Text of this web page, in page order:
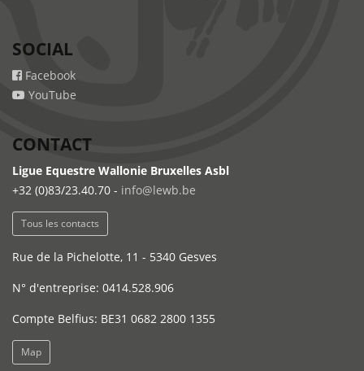
SOCIAL
Facebook
YouTube
CONTACT
Ligue Equestre Wallonie Bruxelles Asbl
+32 (0)83/23.40.70 - info@lewb.be
Tous les contacts
Rue de la Pichelotte, 11 - 5340 Gesves
N° d'entreprise: 0414.528.906
Compte Belfius: BE31 0682 2800 1355
Map